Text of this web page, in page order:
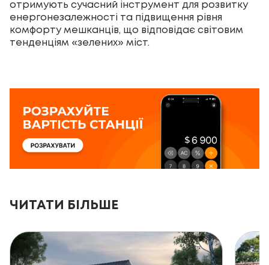
отримують сучасний інструмент для розвитку
енергонезалежності та підвищення рівня
комфорту мешканців, що відповідає світовим
тенденціям «зелених» міст.
ЧИТАТИ БІЛЬШЕ